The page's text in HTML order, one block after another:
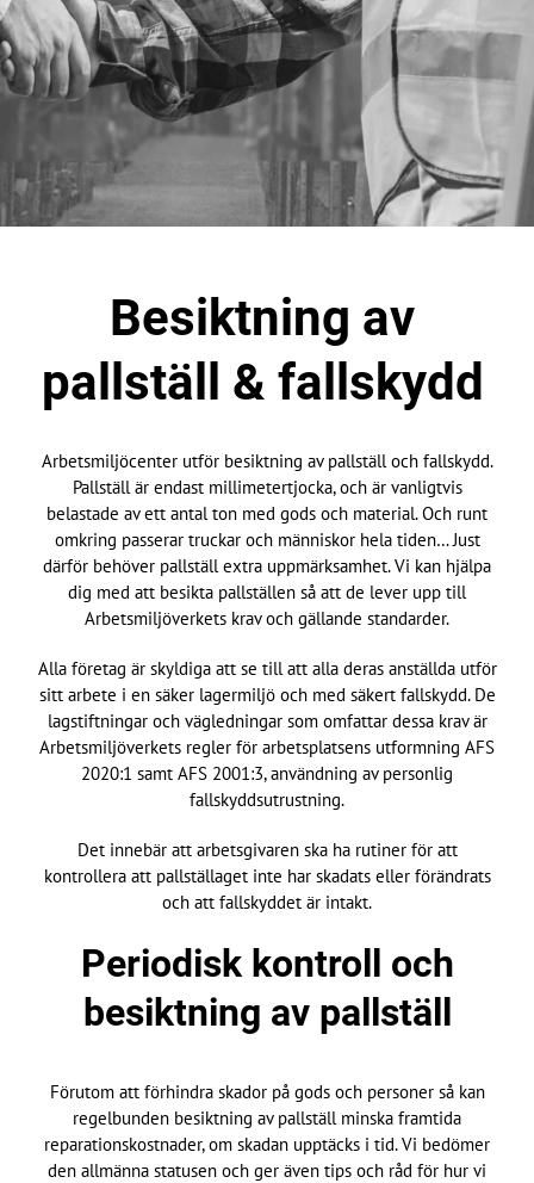
Besiktning av
pallställ & fallskydd
Arbetsmiljöcenter utför besiktning av pallställ och fallskydd.
Pallställ är endast millimetertjocka, och är vanligtvis
belastade av ett antal ton med gods och material. Och runt
omkring passerar truckar och människor hela tiden… Just
därför behöver pallställ extra uppmärksamhet. Vi kan hjälpa
dig med att besikta pallställen så att de lever upp till
Arbetsmiljöverkets krav och gällande standarder.
Alla företag är skyldiga att se till att alla deras anställda utför
sitt arbete i en säker lagermiljö och med säkert fallskydd. De
lagstiftningar och vägledningar som omfattar dessa krav är
Arbetsmiljöverkets regler för arbetsplatsens utformning AFS
2020:1 samt AFS 2001:3, användning av personlig
fallskyddsutrustning.
Det innebär att arbetsgivaren ska ha rutiner för att
kontrollera att pallställaget inte har skadats eller förändrats
och att fallskyddet är intakt.
Periodisk kontroll och
besiktning av pallställ
Förutom att förhindra skador på gods och personer så kan
regelbunden besiktning av pallställ minska framtida
reparationskostnader, om skadan upptäcks i tid. Vi bedömer
den allmänna statusen och ger även tips och råd för hur vi